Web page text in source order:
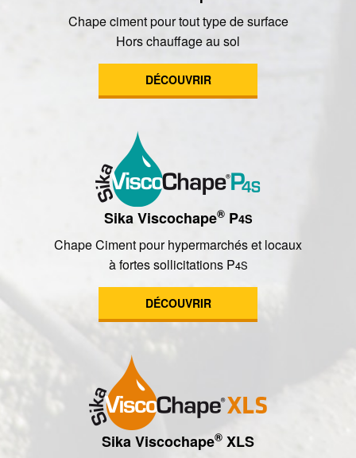
Chape ciment pour tout type de surface
Hors chauffage au sol
DÉCOUVRIR
Sika Viscochape®P4S
Chape Ciment pour hypermarchés et locaux
à fortes sollicitations P4S
DÉCOUVRIR
Sika Viscochape® XLS